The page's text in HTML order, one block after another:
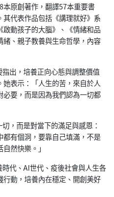
原創著作，翻譯57本重要書
代表作品包括《講理就好》系
動孩子的大腦》、《情緒和品
、親子教養與生命哲學，內容
出，培養正向心態與調整價值
表示：「人生的苦，來自於人
要，而是因為我們認為一切都
，而是對當下的滿足與感恩：
都有個洞，要靠自己填滿，不是
然快樂。」
代、AI世代、疫後社會與人生各
動，培養內在穩定、開創美好